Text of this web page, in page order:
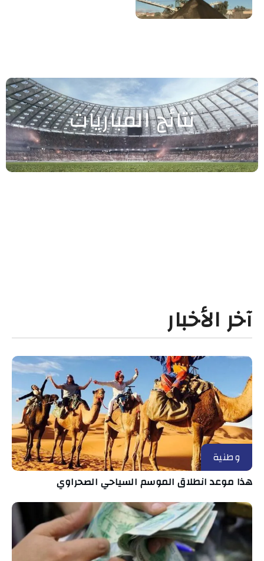
نتائج المباريات
آخر الأخبار
وطنية
هذا موعد انطلاق الموسم السياحي الصحراوي